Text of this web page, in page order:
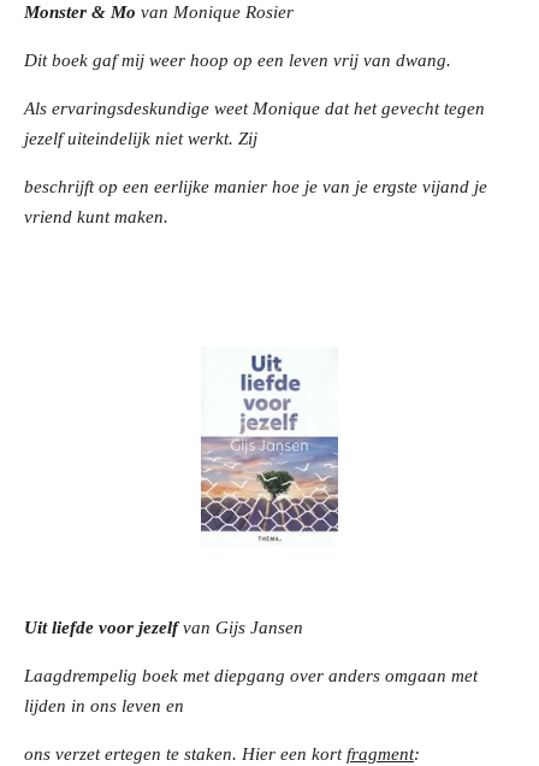
Monster & Mo van Monique Rosier
Dit boek gaf mij weer hoop op een leven vrij van dwang.
Als ervaringsdeskundige weet Monique dat het gevecht tegen
jezelf uiteindelijk niet werkt. Zij
beschrijft op een eerlijke manier hoe je van je ergste vijand je
vriend kunt maken.
Uit liefde voor jezelfvan Gijs Jansen
Laagdrempelig boek met diepgang over anders omgaan met
lijden in ons leven en
ons verzet ertegen te staken. Hier een kortfragment: